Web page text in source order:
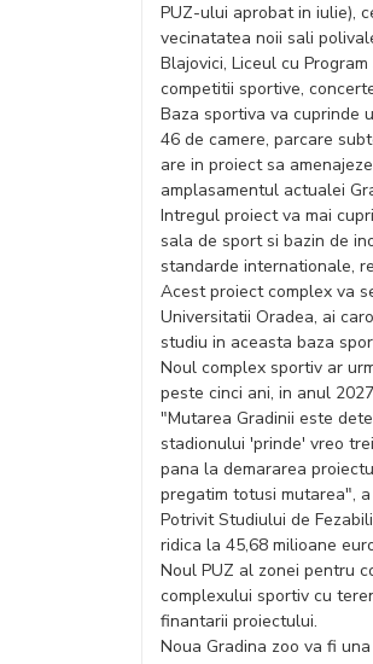
PUZ-ului aprobat in iulie),
vecinatatea noii sali
Blajovici, Liceul cu
competitii sportive,
Baza sportiva va cuprinde
46 de camere, parcare
are in proiect sa
amplasamentul actualei
Intregul proiect va mai
sala de sport si bazin de
standarde internationale,
Acest proiect complex va
Universitatii Oradea, ai
studiu in aceasta baza
Noul complex sportiv ar
peste cinci ani, in anul
"Mutarea Gradinii este
stadionului 'prinde' vreo
pana la demararea
pregatim totusi mutarea",
Potrivit Studiului de
ridica la 45,68 milioane
Noul PUZ al zonei pentru
complexului sportiv cu
finantarii proiectului.
Noua Gradina zoo va fi